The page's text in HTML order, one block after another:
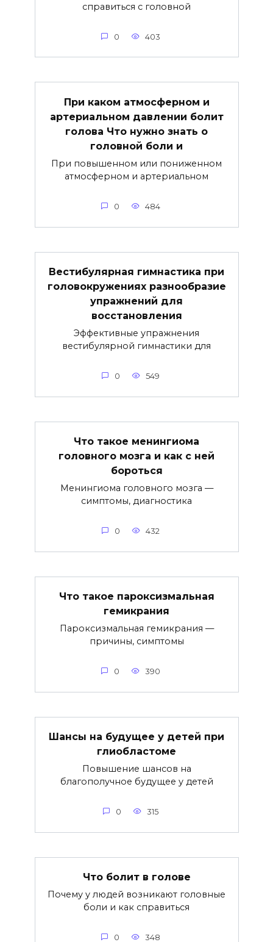
справиться с головной
0 403
При каком атмосферном и
артериальном давлении болит
голова Что нужно знать о
головной боли и
При повышенном или пониженном
атмосферном и артериальном
0 484
Вестибулярная гимнастика при
головокружениях разнообразие
упражнений для
восстановления
Эффективные упражнения
вестибулярной гимнастики для
0 549
Что такое менингиома
головного мозга и как с ней
бороться
Менингиома головного мозга —
симптомы, диагностика
0 432
Что такое пароксизмальная
гемикрания
Пароксизмальная гемикрания —
причины, симптомы
0 390
Шансы на будущее у детей при
глиобластоме
Повышение шансов на
благополучное будущее у детей
0 315
Что болит в голове
Почему у людей возникают головные
боли и как справиться
0 348